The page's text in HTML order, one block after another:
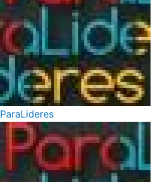
ParaLideres